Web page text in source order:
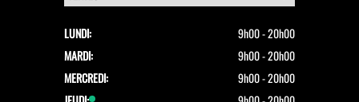
LUNDI:
9h00 - 20h00
MARDI:
9h00 - 20h00
MERCREDI:
9h00 - 20h00